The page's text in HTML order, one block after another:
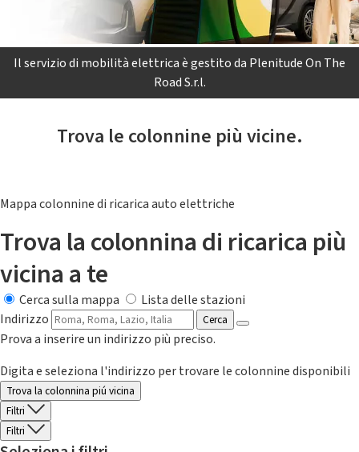
Il servizio di mobilità elettrica è gestito da Plenitude On The
Road S.r.l.
Trova le colonnine più vicine.
Mappa colonnine di ricarica auto elettriche
Trova la colonnina di ricarica più
vicina a te
Cerca sulla mappa
Lista delle stazioni
Indirizzo
Cerca
Prova a inserire un indirizzo più preciso.
Digita e seleziona l'indirizzo per trovare le colonnine disponibili
Trova la colonnina piú vicina
Filtri
Filtri